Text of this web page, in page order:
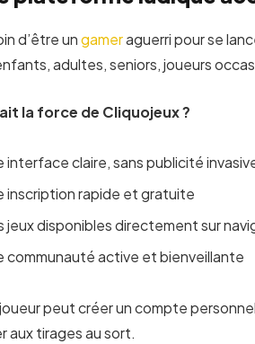
d’être ungameraguerri pour se
adultes, seniors, joueurs
la force de Cliquojeux ?
interface claire, sans publicité
inscription rapide et gratuite
jeux disponibles directement sur
communauté active et bienveillante
peut créer un compte
aux tirages au sort.